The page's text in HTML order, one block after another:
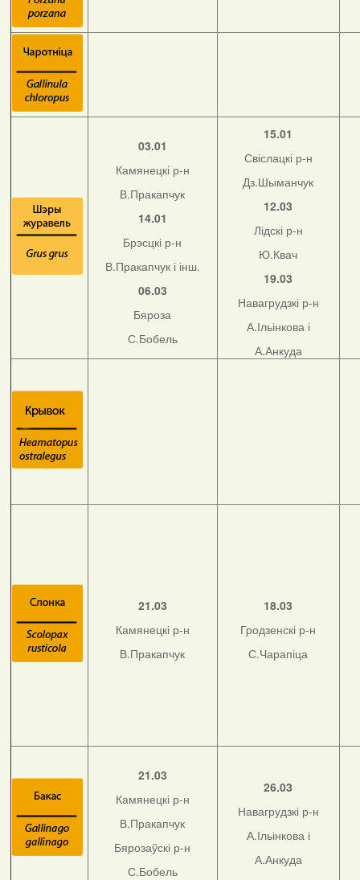
03.01
Камянецкі р-н
В.Пракапчук
14.01
Брэсцкі р-н
В.Пракапчук і інш.
06.03
Бяроза
С.Бобель
15.01
Свіслацкі р-н
Дз.Шыманчук
12.03
Лідскі р-н
Ю.Квач
19.03
Навагрудзкі р-н
А.Ільінкова і
А.Анкуда
21.03
Камянецкі р-н
В.Пракапчук
18.03
Гродзенскі р-н
С.Чарапіца
21.03
Камянецкі р-н
В.Пракапчук
Бярозаўскі р-н
С.Бобель
26.03
Навагрудзкі р-н
А.Ільінкова і
А.Анкуда